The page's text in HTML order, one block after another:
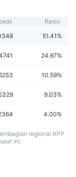
Rasio
51.41%
24.97%
10.59%
9.03%
4.00%
regional APP
ini.